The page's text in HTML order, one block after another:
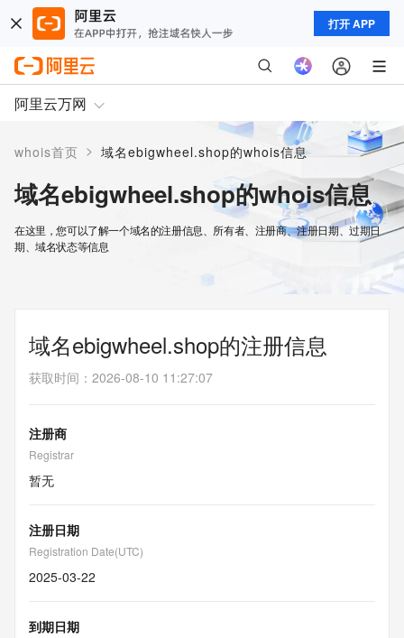
打开 APP
阿里云万网
whois首页 > 域名ebigwheel.shop的whois信息
域名ebigwheel.shop的whois信息
在这里，您可以了解一个域名的注册信息、所有者、注册商、注册日期、过期日
期、域名状态等信息
域名ebigwheel.shop的注册信息
获取时间 ： 2026-08-10 11:27:07
注册商
Registrar
暂无
注册日期
Registration Date(UTC)
2025-03-22
到期日期